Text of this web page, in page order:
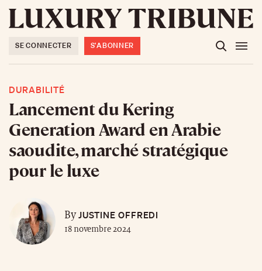
SE CONNECTER S'ABONNER
DURABILITÉ
Lancement du Kering
Generation Award en Arabie
saoudite, marché stratégique
pour le luxe
ByJUSTINE OFFREDI
18 novembre 2024